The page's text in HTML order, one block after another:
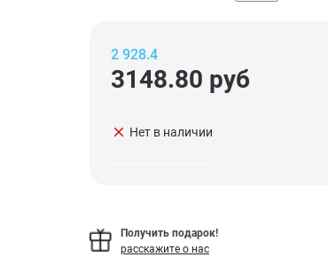
2 928.4
3148.80 руб
clear Нет в наличии
Получить подарок!
расскажите о нас